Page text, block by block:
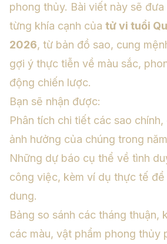
phong thủy. Bài viết này sẽ đưa
từng khía cạnh của tử vi tuổi
2026, từ bản đồ sao, cung
gợi ý thực tiễn về màu sắc,
động chiến lược.
Bạn sẽ nhận được:
Phân tích chi tiết các sao chính,
ảnh hưởng của chúng trong
Những dự báo cụ thể về tình
công việc, kèm ví dụ thực tế để
dung.
Bảng so sánh các tháng thuận,
các màu, vật phẩm phong thủy